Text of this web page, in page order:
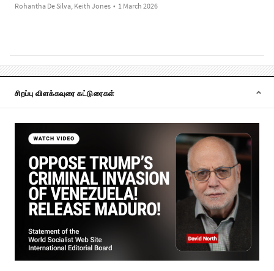
Rohantha De Silva, Keith Jones • 1 March 2026
சிறப்பு விளக்கவுரை கட்டுரைகள்